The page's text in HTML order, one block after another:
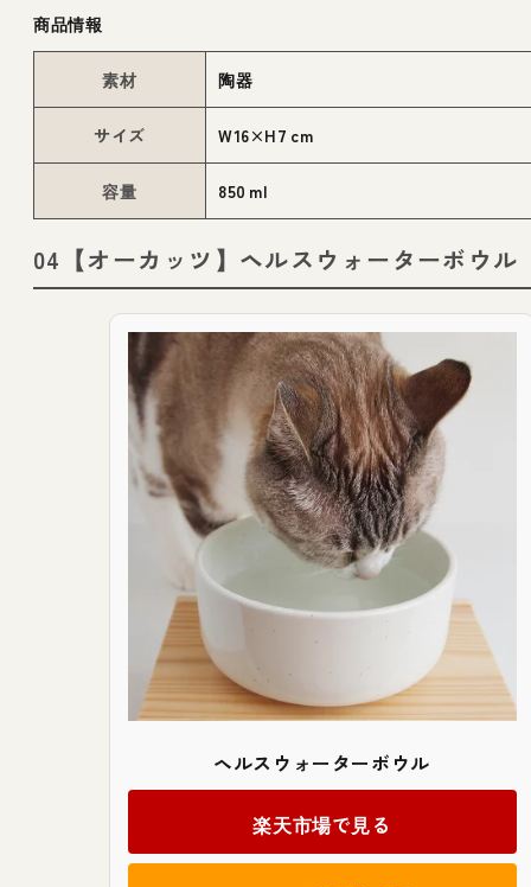
商品情報
素材 陶器
サイズ W16×H7 cm
容量 850 ml
04【オーカッツ】ヘルスウォーターボウル
ヘルスウォーターボウル
楽天市場で見る